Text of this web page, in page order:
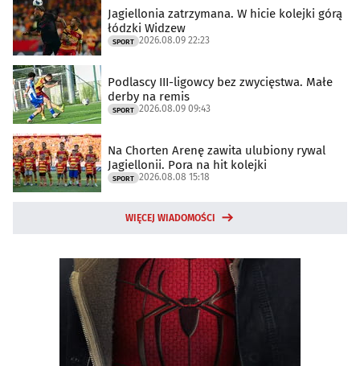
Jagiellonia zatrzymana. W hicie kolejki górą
łódzki Widzew
SPORT 2026.08.09 22:23
Podlascy III-ligowcy bez zwycięstwa. Małe
derby na remis
SPORT 2026.08.09 09:43
Na Chorten Arenę zawita ulubiony rywal
Jagiellonii. Pora na hit kolejki
SPORT 2026.08.08 15:18
WIĘCEJ WIADOMOŚCI